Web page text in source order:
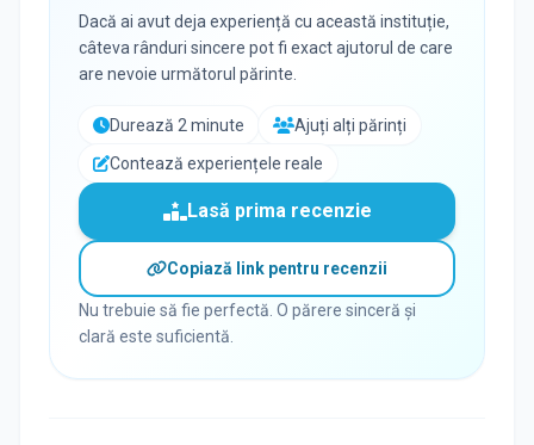
Dacă ai avut deja experiență cu această instituție,
câteva rânduri sincere pot fi exact ajutorul de care
are nevoie următorul părinte.
Durează 2 minute
Ajuți alți părinți
Contează experiențele reale
Lasă prima recenzie
Copiază link pentru recenzii
Nu trebuie să fie perfectă. O părere sinceră și
clară este suficientă.